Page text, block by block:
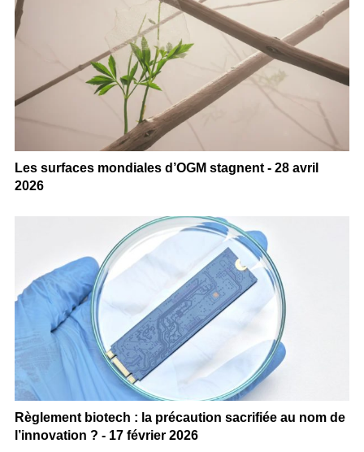
Les surfaces mondiales d’OGM stagnent - 28 avril
2026
Règlement biotech : la précaution sacrifiée au nom de
l’innovation ? - 17 février 2026